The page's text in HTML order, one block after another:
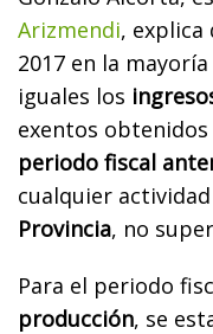
Arizmendi, explica
2017 en la
iguales los
exentos
periodo fiscal
cualquier actividad
Provincia, no
Para el periodo
producción, se